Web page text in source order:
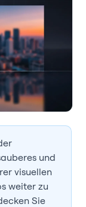
und
visuellen
weiter zu
Sie